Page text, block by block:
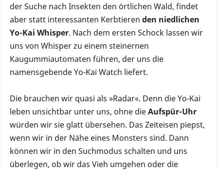
der Suche nach Insekten den örtlichen Wald, findet
aber statt interessanten Kerbtieren den niedlichen
Yo-Kai Whisper. Nach dem ersten Schock lassen wir
uns von Whisper zu einem steinernen
Kaugummiautomaten führen, der uns die
namensgebende Yo-Kai Watch liefert.
Die brauchen wir quasi als »Radar«. Denn die Yo-Kai
leben unsichtbar unter uns, ohne dieAufspür-Uhr
würden wir sie glatt übersehen. Das Zeiteisen piepst,
wenn wir in der Nähe eines Monsters sind. Dann
können wir in den Suchmodus schalten und uns
überlegen, ob wir das Vieh umgehen oder die